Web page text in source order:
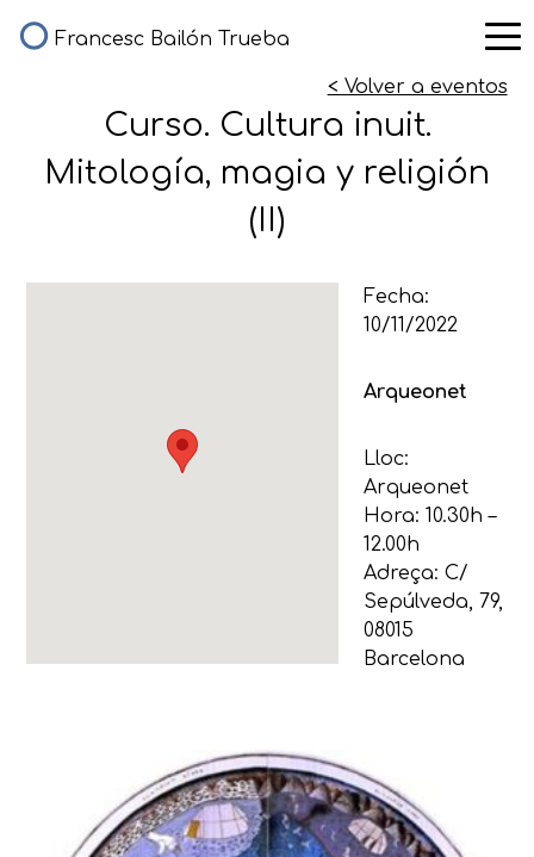
Francesc Bailón Trueba
< Volver a eventos
Curso. Cultura inuit.
Mitología, magia y religión
(II)
Fecha:
10/11/2022
Arqueonet
Lloc:
Arqueonet
Hora: 10.30h –
12.00h
Adreça: C/
Sepúlveda, 79,
08015
Barcelona